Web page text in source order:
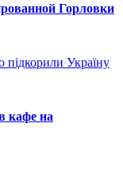
Горловки
підкорили Україну
кафе на